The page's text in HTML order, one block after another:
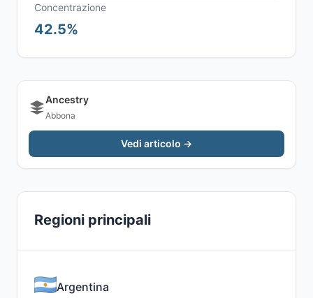
Concentrazione
42.5%
Ancestry
Abbona
Vedi articolo →
Regioni principali
Argentina